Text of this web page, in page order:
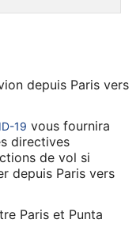
depuis Paris vers
19 vous fournira
directives
de vol si
depuis Paris vers
Paris et Punta